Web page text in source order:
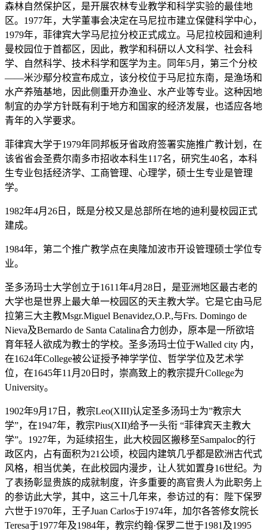
森林自然保护区，是开展农林专业教学和科学实验的最佳地
区。1977年，大学董事会决定在马尼拉市建立保健科学中心，
1979年，菲律宾大学马尼拉分校正式成立。马尼拉校园和迪利
曼校园位于首都区，因此，教学和科研以人文科学、社会科
学、自然科学、技术科学和医学为主。同年5月，第三个分校
——米沙鄢分校宣布成立，该分校位于马尼拉东南，是渔场和
水产养殖基地，因此侧重开办渔业、水产业等专业。这种因地
制宜的办学方针既有利于地方和国家的经济发展，也适应各地
青年的入学要求。
菲律宾大学于1979年同邦板牙省政府签署实施推广教计划，在
该省省会圣费尔南多市招收本科生117名，研究生40名，本科
生专业包括经济学、工商管理、心理学，硕士生专业是管理
学。
1982年4月26日，既是分校又是总部所在地的迪利曼校园正式
建成。
1984年，第二个推广教学点在奥隆加波市开设管理硕士学位专
业。
圣多汤玛士大学创立于1611年4月28日，是亚洲地区最古老的
大学也是世界上最大单一校园区的天主教大学。它是它由马尼
拉第三大主教Msgr.Miguel Benavidez,O.P.,与Frs. Domingo de
Nieva及Bernardo de Santa Catalina合力创办，原本是一所欲培
育年轻人欲成为教士的学校。圣多汤玛士位于Walled city 内，
在1624年College被公证授予神学学位、哲学学位及艺术学
位，在1645年11月20日时，崇高致上的教宗提升College为
University。
1902年9月17日，教宗Leo(XIII)认定圣多汤玛士为”教宗大
学”，在1947年，教宗Pius(XII)给予一头衔 “菲律宾天主教大
学”。1927年，为延续招生，此大校园区搬移至Sampaloc的行
政区内，占有面积为21公顷，校园内建筑几乎都是欧洲古代式
风格，相当优美，在此校园内漫步，让人犹如置身16世纪。为
了表扬彰显贵族的成就制度，许多重要的高官贵人为此职务上
的参访此大学，其中，这三十几年来，参访过的有：陛下保罗
六世于1970年，王子Juan Carlos于1974年，加尔各答修女院长
Teresa于1977年及1984年，教宗约翰·保罗二世于1981及1995